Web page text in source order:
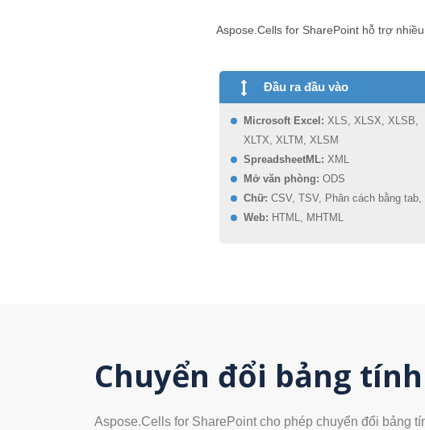
Aspose.Cells for SharePoint hỗ trợ
Đầu ra đầu vào
Microsoft Excel: XLS, XLSX, XLSB,
XLTX, XLTM, XLSM
SpreadsheetML: XML
Mở văn phòng: ODS
Chữ: CSV, TSV, Phân cách bằng tab,
Web: HTML, MHTML
Chuyển đổi bảng
Aspose.Cells for SharePoint cho phép chuyển đổi bảng